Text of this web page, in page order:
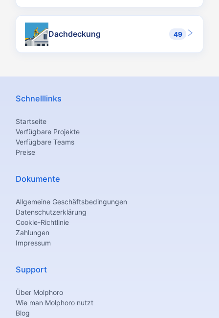
Dachdeckung 49
Schnelllinks
Startseite
Verfügbare Projekte
Verfügbare Teams
Preise
Dokumente
Allgemeine Geschäftsbedingungen
Datenschutzerklärung
Cookie-Richtlinie
Zahlungen
Impressum
Support
Über Molphoro
Wie man Molphoro nutzt
Blog